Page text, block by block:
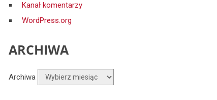
Kanał komentarzy
WordPress.org
ARCHIWA
Archiwa